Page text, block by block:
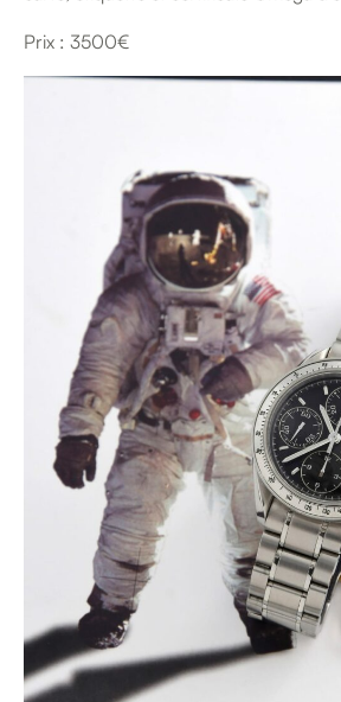
Prix : 3500€